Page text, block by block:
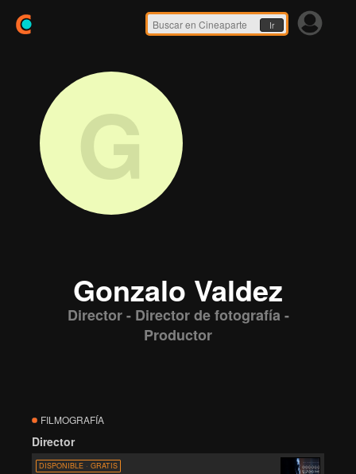
Ir
G
Gonzalo Valdez
Director - Director de fotografía -
Productor
FILMOGRAFÍA
Director
DISPONIBLE · GRATIS